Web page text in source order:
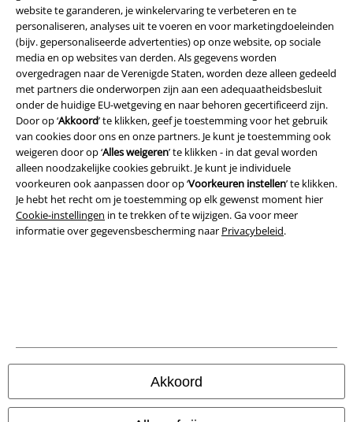
website te garanderen, je winkelervaring te verbeteren en te
personaliseren, analyses uit te voeren en voor marketingdoeleinden
(bijv. gepersonaliseerde advertenties) op onze website, op sociale
media en op websites van derden. Als gegevens worden
overgedragen naar de Verenigde Staten, worden deze alleen gedeeld
met partners die onderworpen zijn aan een adequaatheidsbesluit
onder de huidige EU-wetgeving en naar behoren gecertificeerd zijn.
Door op ‘Akkoord’ te klikken, geef je toestemming voor het gebruik
van cookies door ons en onze partners. Je kunt je toestemming ook
weigeren door op ‘Alles weigeren’ te klikken - in dat geval worden
alleen noodzakelijke cookies gebruikt. Je kunt je individuele
voorkeuren ook aanpassen door op ‘Voorkeuren instellen’ te klikken.
Je hebt het recht om je toestemming op elk gewenst moment hier
Cookie-instellingen in te trekken of te wijzigen. Ga voor meer
informatie over gegevensbescherming naar Privacybeleid.
Akkoord
Legal
Algemene Voorwaarden
Bedrijfsgegevens
Privacyverklaring
Verklaring van conformiteit
© 1986-2026 Large Popmerchandising B.V.